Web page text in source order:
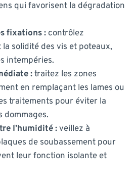
qui favorisent la dégradation
fixations : contrôlez
solidité des vis et poteaux,
intempéries.
:traitez les zones
en remplaçant les lames ou
traitements pour éviter la
dommages.
l’humidité :veillez à
de soubassement pour
leur fonction isolante et